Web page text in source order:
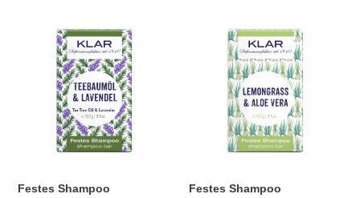
Shampoo
Teebaumöl
Lavendel
Schuppen)
Festes Shampoo
Shampoo
Lemongrass
Festes Shampoo